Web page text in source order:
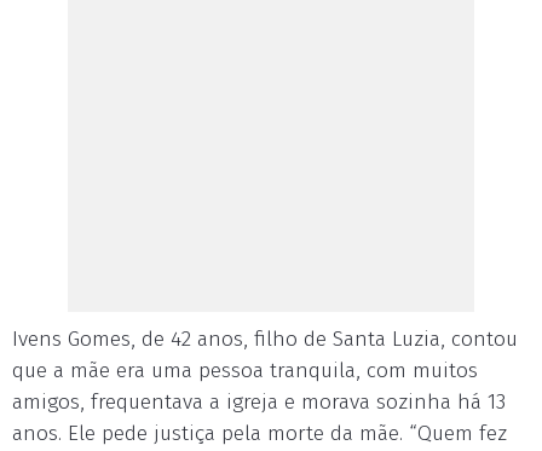
Ivens Gomes, de 42 anos, filho de Santa Luzia, contou
que a mãe era uma pessoa tranquila, com muitos
amigos, frequentava a igreja e morava sozinha há 13
anos. Ele pede justiça pela morte da mãe. “Quem fez